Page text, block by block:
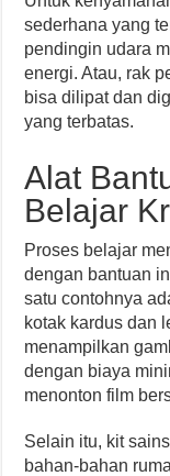
sederhana yang
pendingin udara
energi. Atau, rak
bisa dilipat dan
yang terbatas.
Alat
Belajar
Proses belajar
dengan bantuan
satu contohnya
kotak kardus dan
menampilkan
dengan biaya
menonton film
Selain itu, kit
bahan-bahan